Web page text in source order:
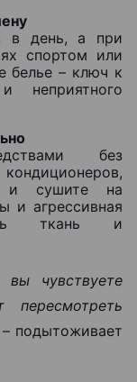
в день, а при
спортом или
белье – ключ к
неприятного
без
и сушите на
и агрессивная
ткань и
чувствуете
пересмотреть
– подытоживает